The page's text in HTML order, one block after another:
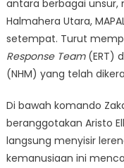
antara berbagai unsur,
Halmahera Utara,
setempat. Turut
Response Team(ERT)
(NHM) yang telah
Di bawah komando
beranggotakan Aristo
langsung menyisir
kemanusiaan ini